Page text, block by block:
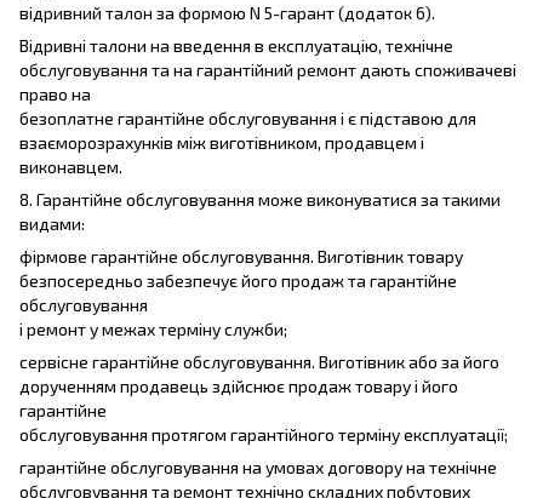
відривний талон за формою N 5-гарант (додаток 6).
Відривні талони на введення в експлуатацію, технічне
обслуговування та на гарантійний ремонт дають споживачеві
право на
безоплатне гарантійне обслуговування і є підставою для
взаєморозрахунків між виготівником, продавцем і
виконавцем.
8. Гарантійне обслуговування може виконуватися за такими
видами:
фірмове гарантійне обслуговування. Виготівник товару
безпосередньо забезпечує його продаж та гарантійне
обслуговування
і ремонт у межах терміну служби;
сервісне гарантійне обслуговування. Виготівник або за його
дорученням продавець здійснює продаж товару і його
гарантійне
обслуговування протягом гарантійного терміну експлуатації;
гарантійне обслуговування на умовах договору на технічне
обслуговування та ремонт технічно складних побутових